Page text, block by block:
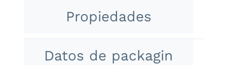
Propiedades
Datos de packagin